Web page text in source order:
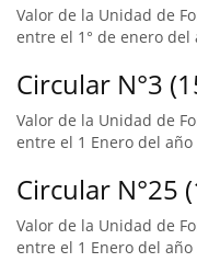
Valor de la Unidad de
entre el 1° de enero del
Circular N°3
Valor de la Unidad de
entre el 1 Enero del año
Circular N°25
Valor de la Unidad de
entre el 1 Enero del año